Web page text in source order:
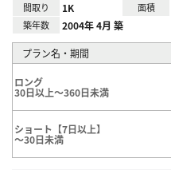
間取り 1K 面積
築年数 2004年 4月 築
プラン名・期間
ロング
30日以上～360日未満
ショート【7日以上】
～30日未満